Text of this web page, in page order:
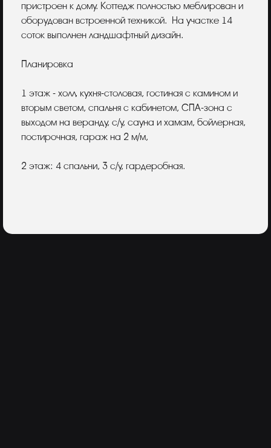
пристроен к дому. Коттедж полностью меблирован и
оборудован встроенной техникой. На участке 14
соток выполнен ландшафтный дизайн.
Планировка
1 этаж - холл, кухня-столовая, гостиная с камином и
вторым светом, спальня с кабинетом, СПА-зона с
выходом на веранду, с/у, сауна и хамам, бойлерная,
постирочная, гараж на 2 м/м,
2 этаж: 4 спальни, 3 с/у, гардеробная.